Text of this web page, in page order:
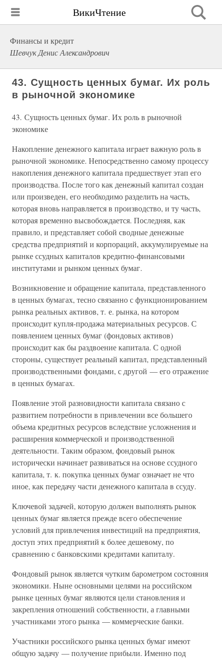
ВикиЧтение
Финансы и кредит
Шевчук Денис Александрович
43. Сущность ценных бумаг. Их роль
в рыночной экономике
43. Сущность ценных бумаг. Их роль в рыночной
экономике
Накопление денежного капитала играет важную роль в
рыночной экономике. Непосредственно самому процессу
накопления денежного капитала предшествует этап его
производства. После того как денежный капитал создан
или произведен, его необходимо разделить на часть,
которая вновь направляется в производство, и ту часть,
которая временно высвобождается. Последняя, как
правило, и представляет собой сводные денежные
средства предприятий и корпораций, аккумулируемые на
рынке ссудных капиталов кредитно-финансовыми
институтами и рынком ценных бумаг.
Возникновение и обращение капитала, представленного
в ценных бумагах, тесно связанно с функционированием
рынка реальных активов, т. е. рынка, на котором
происходит купля-продажа материальных ресурсов. С
появлением ценных бумаг (фондовых активов)
происходит как бы раздвоение капитала. С одной
стороны, существует реальный капитал, представленный
производственными фондами, с другой — его отражение
в ценных бумагах.
Появление этой разновидности капитала связано с
развитием потребности в привлечении все большего
объема кредитных ресурсов вследствие усложнения и
расширения коммерческой и производственной
деятельности. Таким образом, фондовый рынок
исторически начинает развиваться на основе ссудного
капитала, т. к. покупка ценных бумаг означает не что
иное, как передачу части денежного капитала в ссуду.
Ключевой задачей, которую должен выполнять рынок
ценных бумаг является прежде всего обеспечение
условий для привлечения инвестиций на предприятия,
доступ этих предприятий к более дешевому, по
сравнению с банковскими кредитами капиталу.
Фондовый рынок является чутким барометром состояния
экономики. Ныне основными целями на российском
рынке ценных бумаг являются цели становления и
закрепления отношений собственности, а главными
участниками этого рынка — коммерческие банки.
Участники российского рынка ценных бумаг имеют
общую задачу — получение прибыли. Именно под